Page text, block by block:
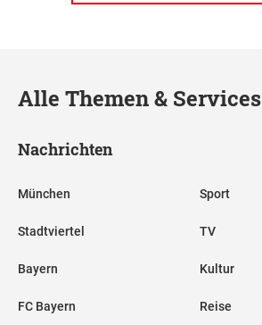
Alle Themen & Services
Nachrichten
München
Stadtviertel
Bayern
FC Bayern
Sport
TV
Kultur
Reise